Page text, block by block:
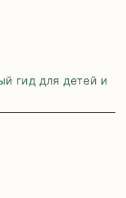
гид для детей и